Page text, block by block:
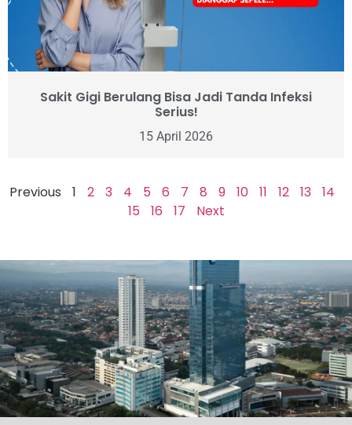
Sakit Gigi Berulang Bisa Jadi Tanda Infeksi
Serius!
15 April 2026
Previous 1 2 3 4 5 6 7 8 9 10 11 12 13
14
15
16 17 Next